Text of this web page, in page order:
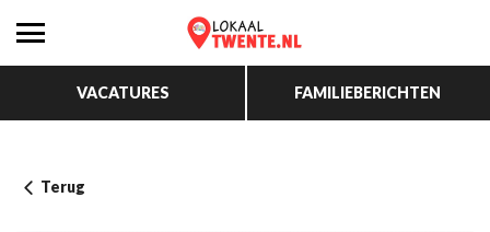
VACATURES FAMILIEBERICHTEN
Terug